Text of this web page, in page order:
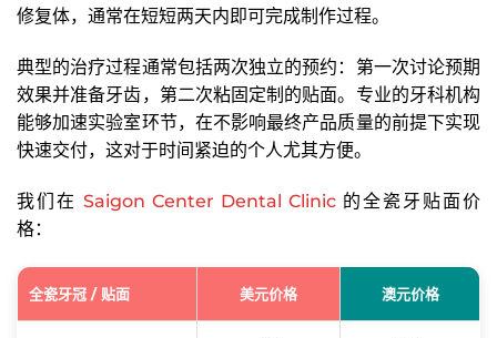
修复体，通常在短短两天内即可完成制作过程。
典型的治疗过程通常包括两次独立的预约：第一次讨论预期
效果并准备牙齿，第二次粘固定制的贴面。专业的牙科机构
能够加速实验室环节，在不影响最终产品质量的前提下实现
快速交付，这对于时间紧迫的个人尤其方便。
我们在 Saigon Center Dental Clinic 的全瓷牙贴面价
格：
全瓷牙冠 / 贴面 美元价格 澳元价格